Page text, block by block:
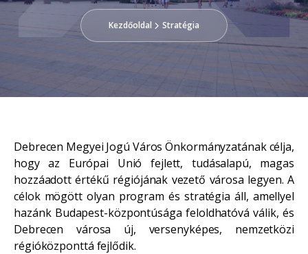
Kezdőoldal Stratégia
Debrecen Megyei Jogú Város Önkormányzatának célja,
hogy az Európai Unió fejlett, tudásalapú, magas
hozzáadott értékű régiójának vezető városa legyen. A
célok mögött olyan program és stratégia áll, amellyel
hazánk Budapest-központúsága feloldhatóvá válik, és
Debrecen városa új, versenyképes, nemzetközi
régióközponttá fejlődik.